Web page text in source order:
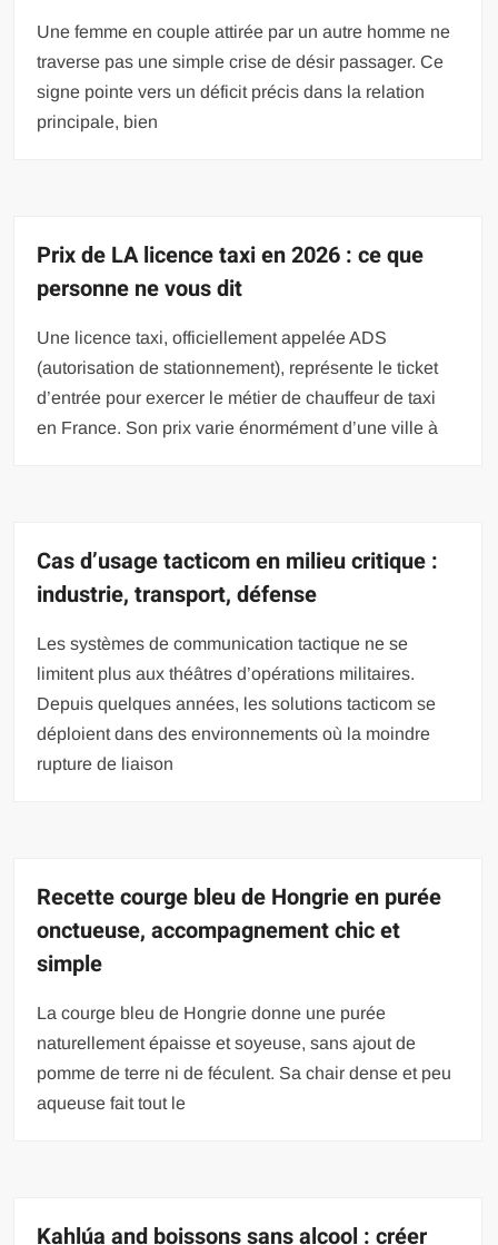
Une femme en couple attirée par un autre homme ne
traverse pas une simple crise de désir passager. Ce
signe pointe vers un déficit précis dans la relation
principale, bien
Prix de LA licence taxi en 2026 : ce que
personne ne vous dit
Une licence taxi, officiellement appelée ADS
(autorisation de stationnement), représente le ticket
d’entrée pour exercer le métier de chauffeur de taxi
en France. Son prix varie énormément d’une ville à
Cas d’usage tacticom en milieu critique :
industrie, transport, défense
Les systèmes de communication tactique ne se
limitent plus aux théâtres d’opérations militaires.
Depuis quelques années, les solutions tacticom se
déploient dans des environnements où la moindre
rupture de liaison
Recette courge bleu de Hongrie en purée
onctueuse, accompagnement chic et
simple
La courge bleu de Hongrie donne une purée
naturellement épaisse et soyeuse, sans ajout de
pomme de terre ni de féculent. Sa chair dense et peu
aqueuse fait tout le
Kahlúa and boissons sans alcool : créer